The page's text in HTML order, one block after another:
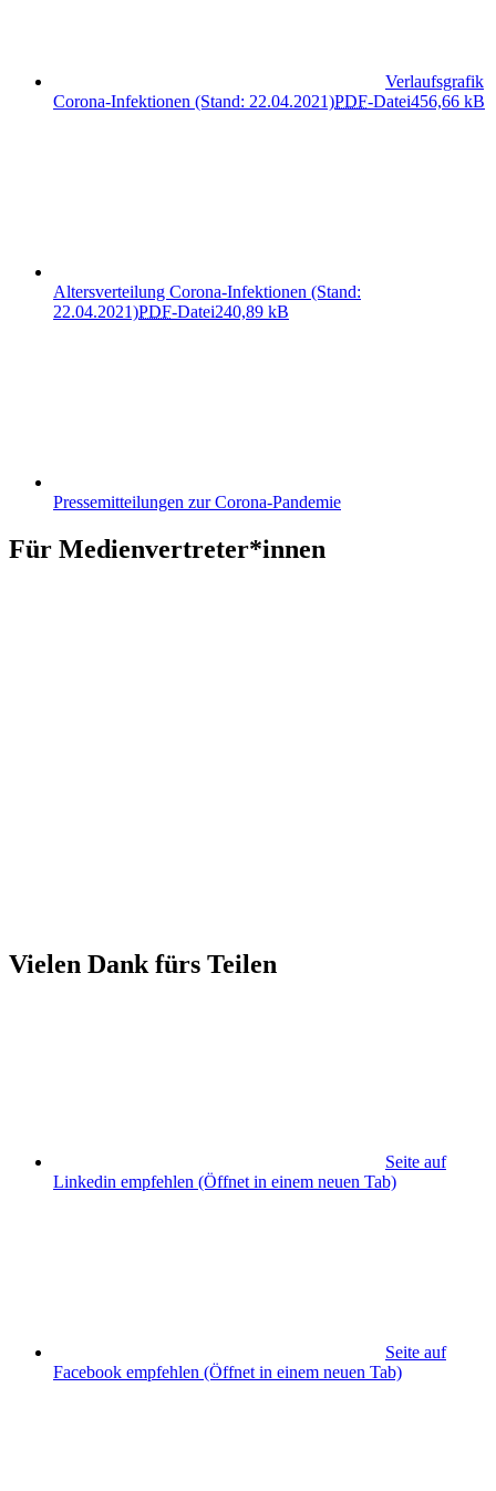
Verlaufsgrafik
Corona-Infektionen (Stand: 22.04.2021)PDF-Datei456,66 kB
Altersverteilung Corona-Infektionen (Stand:
22.04.2021)PDF-Datei240,89 kB
Pressemitteilungen zur Corona-Pandemie
Für Medienvertreter*innen
Vielen Dank fürs Teilen
Seite auf
Linkedin empfehlen (Öffnet in einem neuen Tab)
Seite auf
Facebook empfehlen (Öffnet in einem neuen Tab)